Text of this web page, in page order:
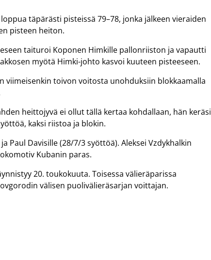
täpärästi pisteissä 79–78, jonka jälkeen vieraiden
pisteen heiton.
taituroi Koponen Himkille pallonriiston ja vapautti
myötä Himki-johto kasvoi kuuteen pisteeseen.
viimeisenkin toivon voitosta unohduksiin blokkaamalla
heittojyvä ei ollut tällä kertaa kohdallaan, hän keräsi
kaksi riistoa ja blokin.
Paul Davisille (28/7/3 syöttöä). Aleksei Vzdykhalkin
Kubanin paras.
20. toukokuuta. Toisessa välieräparissa
välisen puolivälieräsarjan voittajan.